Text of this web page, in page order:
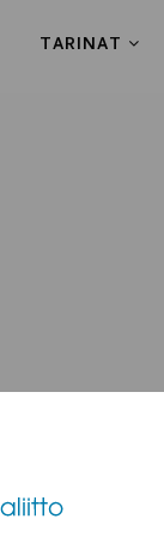
TARINAT